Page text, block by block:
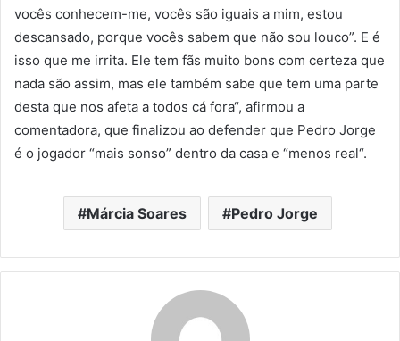
vocês conhecem-me, vocês são iguais a mim, estou
descansado, porque vocês sabem que não sou louco”. E é
isso que me irrita. Ele tem fãs muito bons com certeza que
nada são assim, mas ele também sabe que tem uma parte
desta que nos afeta a todos cá fora“, afirmou a
comentadora, que finalizou ao defender que Pedro Jorge
é o jogador “mais sonso” dentro da casa e “menos real“.
Márcia Soares Pedro Jorge